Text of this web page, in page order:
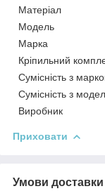
Матеріал
Модель
Марка
Кріпильний
Сумісність з
Сумісність з
Виробник
Приховати
Умови доставки